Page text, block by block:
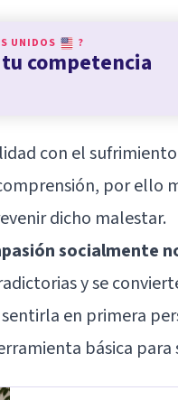
UNIDOS ?
competencia
con el
por ello
dicho malestar.
socialmente
y se
en primera
básica para